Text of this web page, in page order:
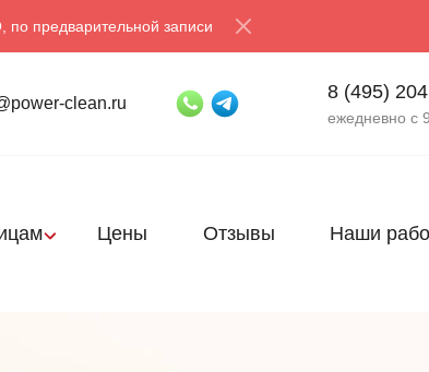
предварительной записи
clean.ru
8 (495)
ежедневно с
Цены Отзывы Наши